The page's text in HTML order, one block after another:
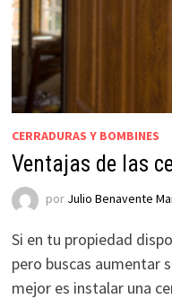
CERRADURAS Y BOMBINES
Ventajas de las
por Julio Benavente
Si en tu propiedad
pero buscas aumentar
mejor es instalar una